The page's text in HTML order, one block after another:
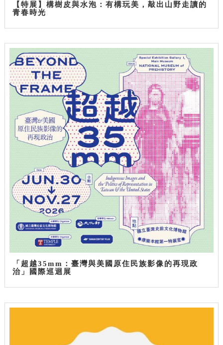
【特展】構樹皮與水泡：有構玩美，敲出山野走讀的
青春時光
「超越35mm：臺灣與美國原住民族影像的再現政
治」國際巡迴展